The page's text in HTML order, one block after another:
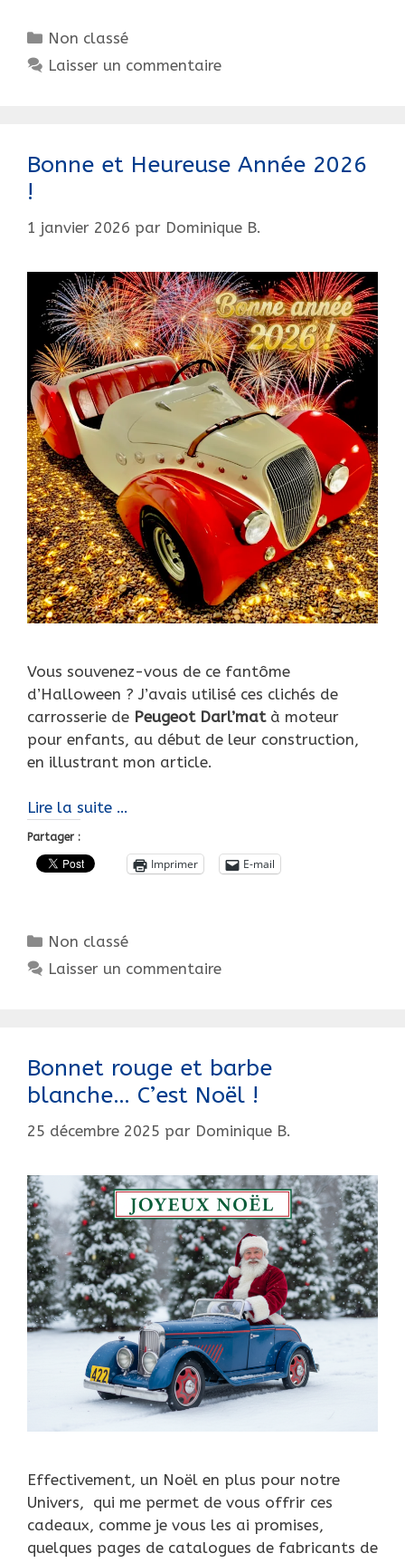
Catégories
Non classé
Laisser un commentaire
Bonne et Heureuse Année 2026
!
1 janvier 2026 par Dominique B.
Vous souvenez-vous de ce fantôme
d’Halloween ? J’avais utilisé ces clichés de
carrosserie de Peugeot Darl’matà moteur
pour enfants, au début de leur construction,
en illustrant mon article.
Lire la suite …
Heureuse
Année
Partager :
Imprimer E-mail
Catégories
Non classé
Laisser un commentaire
Bonnet rouge et barbe
blanche… C’est Noël !
25 décembre 2025 par Dominique B.
Effectivement, un Noël en plus pour notre
Univers, qui me permet de vous offrir ces
cadeaux, comme je vous les ai promises,
quelques pages de catalogues de fabricants de